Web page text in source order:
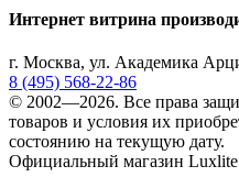
Интернет витрина
г. Москва, ул. Академика
8 (495) 568-22-86
© 2002—2026. Все права
товаров и условия их
состоянию на текущую дату.
Официальный магазин Luxlite